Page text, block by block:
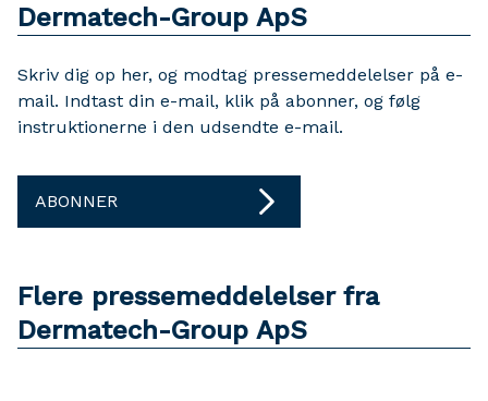
Dermatech-Group ApS
Skriv dig op her, og modtag pressemeddelelser på e-
mail. Indtast din e-mail, klik på abonner, og følg
instruktionerne i den udsendte e-mail.
ABONNER
Flere pressemeddelelser fra
Dermatech-Group ApS